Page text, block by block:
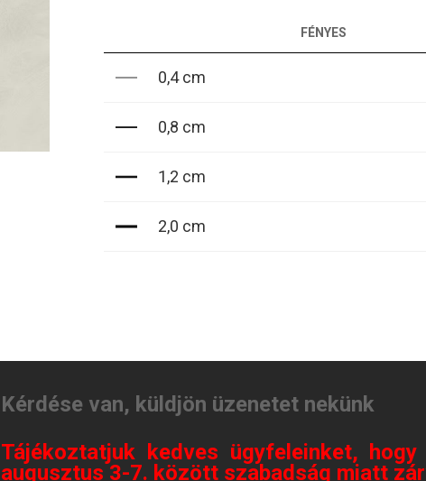
FÉNYES
0,4 cm
0,8 cm
1,2 cm
2,0 cm
Kérdése van, küldjön üzenetet nekünk
Tájékoztatjuk kedves ügyfeleinket,
augusztus 3-7. között szabadság miatt